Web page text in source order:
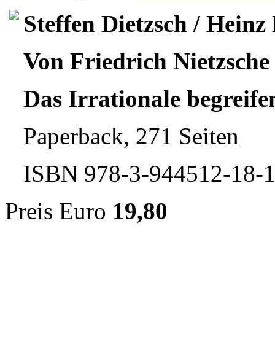
Steffen Dietzsch /
Von Friedrich
Das Irrationale
Paperback, 271 Seiten
ISBN 978-3-944512-18-1
Preis Euro 19,80